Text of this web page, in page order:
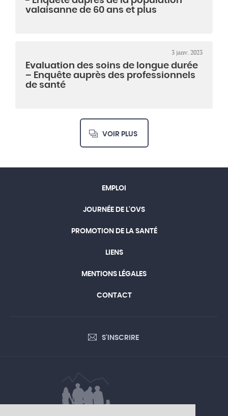
valaisanne de 60 ans et plus
3 janv. 2023
Evaluation des soins de longue durée
– Enquête auprès des professionnels
de santé
VOIR PLUS
EMPLOI
JOURNÉE DE L'OVS
PROMOTION DE LA SANTÉ
LIENS
MENTIONS LÉGALES
CONTACT
S'INSCRIRE